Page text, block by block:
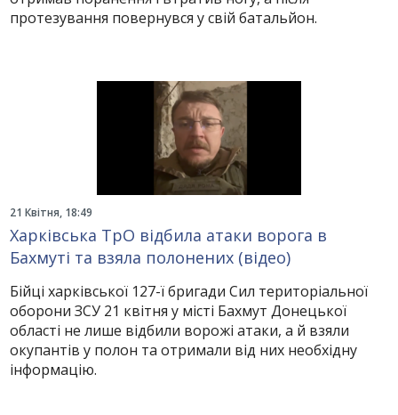
протезування повернувся у свій батальйон.
21 Квітня, 18:49
Харківська ТрО відбила атаки ворога в
Бахмуті та взяла полонених (відео)
Бійці харківської 127-ї бригади Сил територіальної
оборони ЗСУ 21 квітня у місті Бахмут Донецької
області не лише відбили ворожі атаки, а й взяли
окупантів у полон та отримали від них необхідну
інформацію.